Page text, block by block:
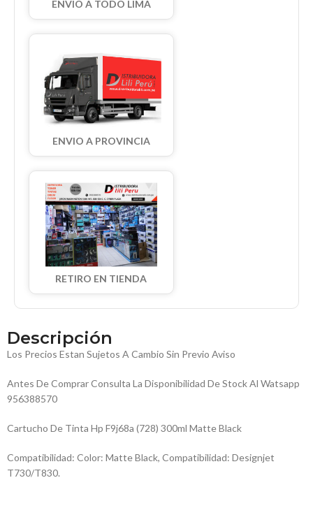
ENVIO A TODO LIMA
ENVIO A PROVINCIA
RETIRO EN TIENDA
Descripción
Los Precios Estan Sujetos A Cambio Sin Previo Aviso
Antes De Comprar Consulta La Disponibilidad De Stock Al Watsapp
956388570
Cartucho De Tinta Hp F9j68a (728) 300ml Matte Black
Compatibilidad: Color: Matte Black, Compatibilidad: Designjet
T730/T830.